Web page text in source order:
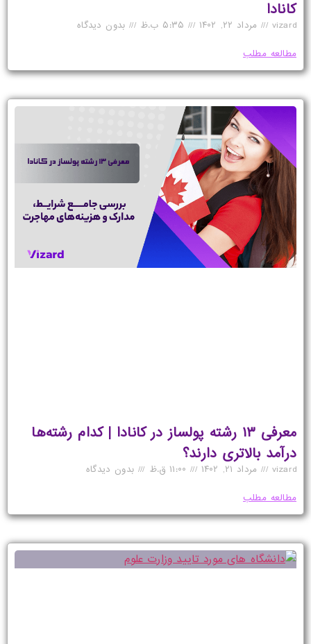
کانادا
vizard مرداد ۲۲, ۱۴۰۲ ۵:۳۵ ب.ظ بدون دیدگاه
مطالعه مطلب
معرفی ۱۳ رشته پولساز در کانادا | کدام رشته‌ها
درآمد بالاتری دارند؟
vizard مرداد ۲۱, ۱۴۰۲ ۱۱:۰۰ ق.ظ بدون دیدگاه
مطالعه مطلب